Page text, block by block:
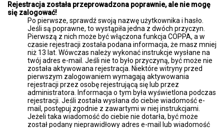
Rejestracja została przeprowadzona poprawnie, ale nie mogę
się zalogować!
Po pierwsze, sprawdź swoją nazwę użytkownika i hasło.
Jeśli są poprawne, to wystąpiła jedna z dwóch przyczyn.
Pierwszą z nich może być włączona funkcja COPPA, a w
czasie rejestracji została podana informacja, że masz mniej
niż 13 lat. Wówczas należy wykonać instrukcje wysłane na
twój adres e-mail. Jeśli nie to było przyczyną, być może nie
została aktywowana rejestracja. Niektóre witryny przed
pierwszym zalogowaniem wymagają aktywowania
rejestracji przez osobę rejestrującą się lub przez
administratora. Informacja o tym była wyświetlona podczas
rejestracji. Jeśli została wysłana do ciebie wiadomość e-
mail, postępuj zgodnie z zawartymi w niej instrukcjami.
Jeżeli taka wiadomość do ciebie nie dotarła, być może
został podany nieprawidłowy adres e-mail lub wiadomość